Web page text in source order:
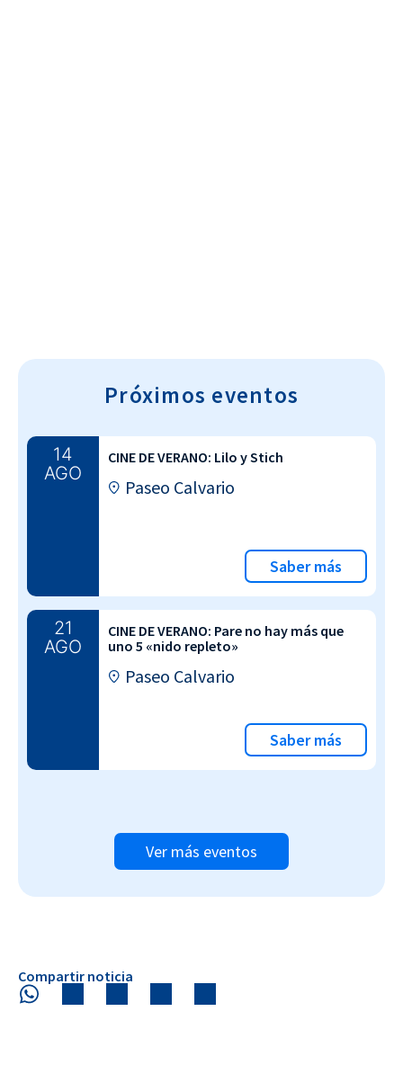
Próximos eventos
14
AGO
CINE DE VERANO: Lilo y Stich
Paseo Calvario
Saber más
21
AGO
CINE DE VERANO: Pare no hay más que
uno 5 «nido repleto»
Paseo Calvario
Saber más
Ver más eventos
Compartir noticia